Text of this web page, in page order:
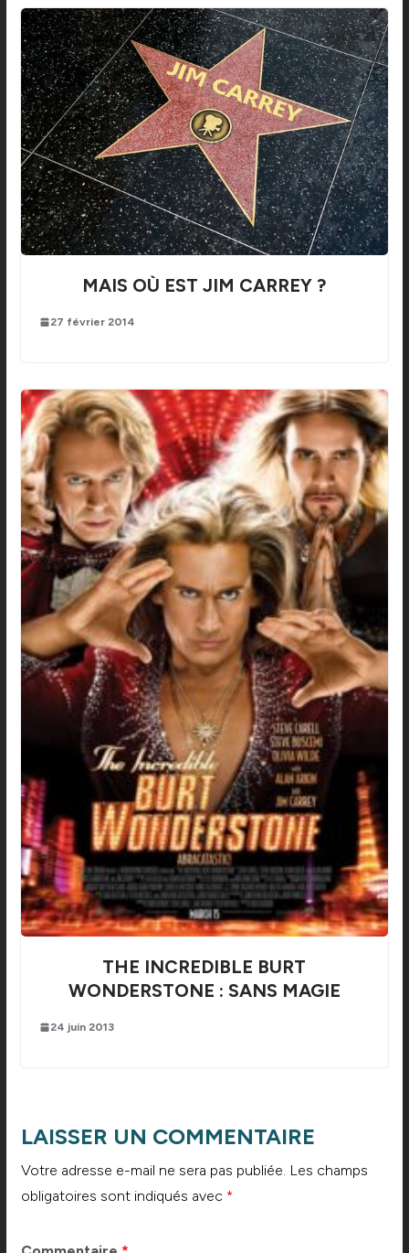
MAIS OÙ EST JIM CARREY ?
27 février 2014
THE INCREDIBLE BURT
WONDERSTONE : SANS MAGIE
24 juin 2013
LAISSER UN COMMENTAIRE
Votre adresse e-mail ne sera pas publiée. Les champs
obligatoires sont indiqués avec *